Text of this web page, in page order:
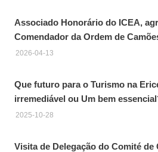
Associado Honorário do ICEA,
Comendador da Ordem de
2026-04-13
Que futuro para o Turismo na
irremediável ou Um bem
2025-10-28
Visita de Delegação do Comité de